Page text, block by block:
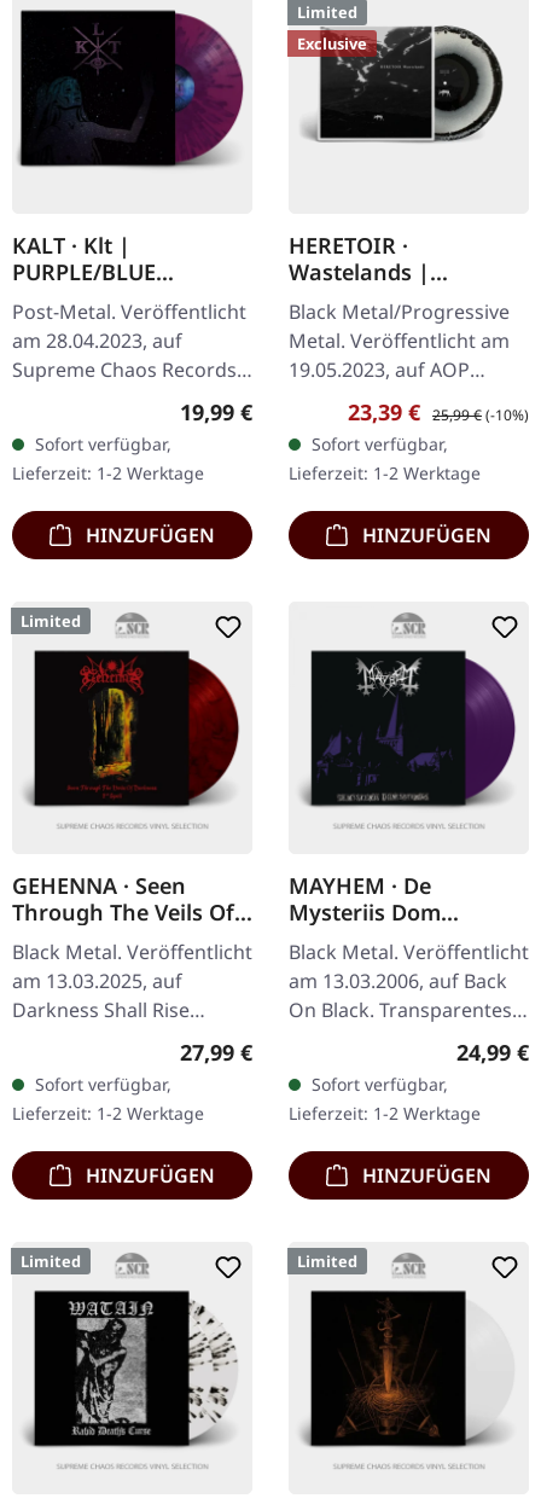
KALT · Klt |
PURPLE/BLUE
SPLATTER LP
Post-Metal. Veröffentlicht
am 28.04.2023, auf
Supreme Chaos Records.
SCR-Exklusives Splatter-
Vinyl auf transparent lila
Vinyl mit blauen Splattern,
…
Regulärer Preis:
19,99 €
Sofort verfügbar,
Lieferzeit: 1-2 Werktage
HINZUFÜGEN
Limited
Exclusive
HERETOIR ·
Wastelands |
WHITE/BLACK LP
Black Metal/Progressive
Metal. Veröffentlicht am
19.05.2023, auf AOP
Records. SCR-exklusives
Weiß/Scharzes
"Gletscher" Mix-Vinyl im
Gatefold-Cover…
Verkaufspreis:
23,39 € Regulärer Preis:
25,99 €(-10%)
Sofort verfügbar,
Lieferzeit: 1-2 Werktage
HINZUFÜGEN
Limited
GEHENNA · Seen
Through The Veils Of
Darkness (Re-Release)
| TRANSPARENT RED
GALAXY LP
Black Metal. Veröffentlicht
am 13.03.2025, auf
Darkness Shall Rise
Productions. Zweite
Auflage. Transparent Rot
Galaxy marmoriertes
Vinyl mit…
Regulärer Preis:
27,99 €
Sofort verfügbar,
Lieferzeit: 1-2 Werktage
HINZUFÜGEN
MAYHEM · De
Mysteriis Dom
Sathanas | PURPLE LP
Black Metal. Veröffentlicht
am 13.03.2006, auf Back
On Black. Transparentes
Gatefold-Cover. "De
Mysteriis Dom Sathanas"
gilt als…
24,99 €
Sofort verfügbar,
Lieferzeit: 1-2 Werktage
HINZUFÜGEN
Limited Limited